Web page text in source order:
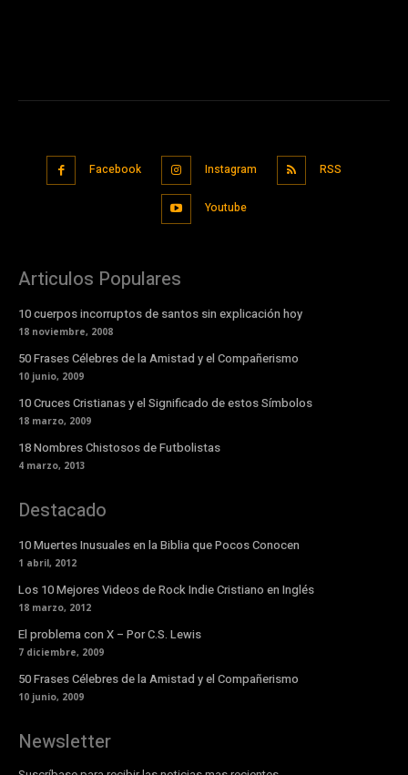
Facebook Instagram RSS
Youtube
Articulos Populares
10 cuerpos incorruptos de santos sin explicación hoy
18 noviembre, 2008
50 Frases Célebres de la Amistad y el Compañerismo
10 junio, 2009
10 Cruces Cristianas y el Significado de estos Símbolos
18 marzo, 2009
18 Nombres Chistosos de Futbolistas
4 marzo, 2013
Destacado
10 Muertes Inusuales en la Biblia que Pocos Conocen
1 abril, 2012
Los 10 Mejores Videos de Rock Indie Cristiano en Inglés
18 marzo, 2012
El problema con X – Por C.S. Lewis
7 diciembre, 2009
50 Frases Célebres de la Amistad y el Compañerismo
10 junio, 2009
Newsletter